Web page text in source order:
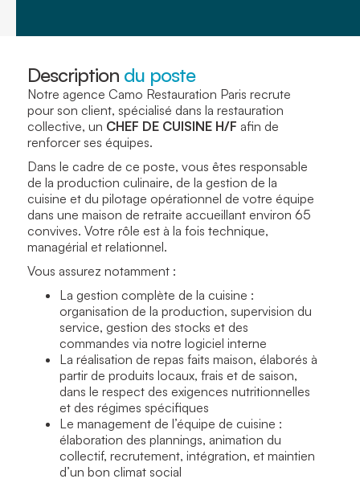
Description du poste
Notre agence Camo Restauration Paris recrute
pour son client, spécialisé dans la restauration
collective, un CHEF DE CUISINE H/F afin de
renforcer ses équipes.
Dans le cadre de ce poste, vous êtes responsable
de la production culinaire, de la gestion de la
cuisine et du pilotage opérationnel de votre équipe
dans une maison de retraite accueillant environ 65
convives. Votre rôle est à la fois technique,
managérial et relationnel.
Vous assurez notamment :
La gestion complète de la cuisine :
organisation de la production, supervision du
service, gestion des stocks et des
commandes via notre logiciel interne
La réalisation de repas faits maison, élaborés à
partir de produits locaux, frais et de saison,
dans le respect des exigences nutritionnelles
et des régimes spécifiques
Le management de l’équipe de cuisine :
élaboration des plannings, animation du
collectif, recrutement, intégration, et maintien
d’un bon climat social